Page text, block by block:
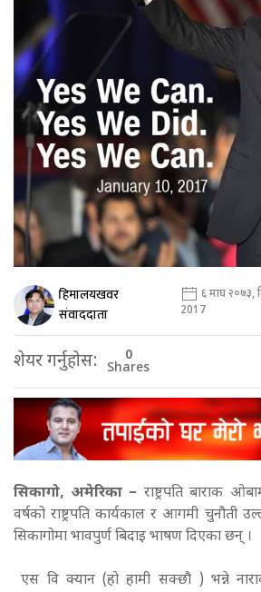
हिमालयखवर
संवाददाता
६ माघ २०७३,
2017
शेयर गर्नुहोस: 0
Shares
सिकागो, अमेरिका – राष्ट्रपति बाराक
वर्षको राष्ट्रपति कार्यकाल र आगमी
सिकागोमा भावपुर्ण बिदाइ भाषण दिएका छन् ।
एस वि क्यान (हो हामी सक्छौ ) भन्ने